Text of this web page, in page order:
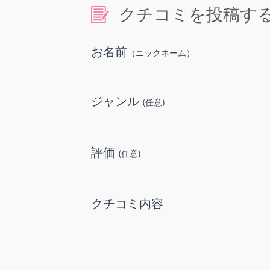
クチコミを投稿す
お名前 （ニックネーム）
ジャンル (任意)
評価 (任意)
クチコミ内容